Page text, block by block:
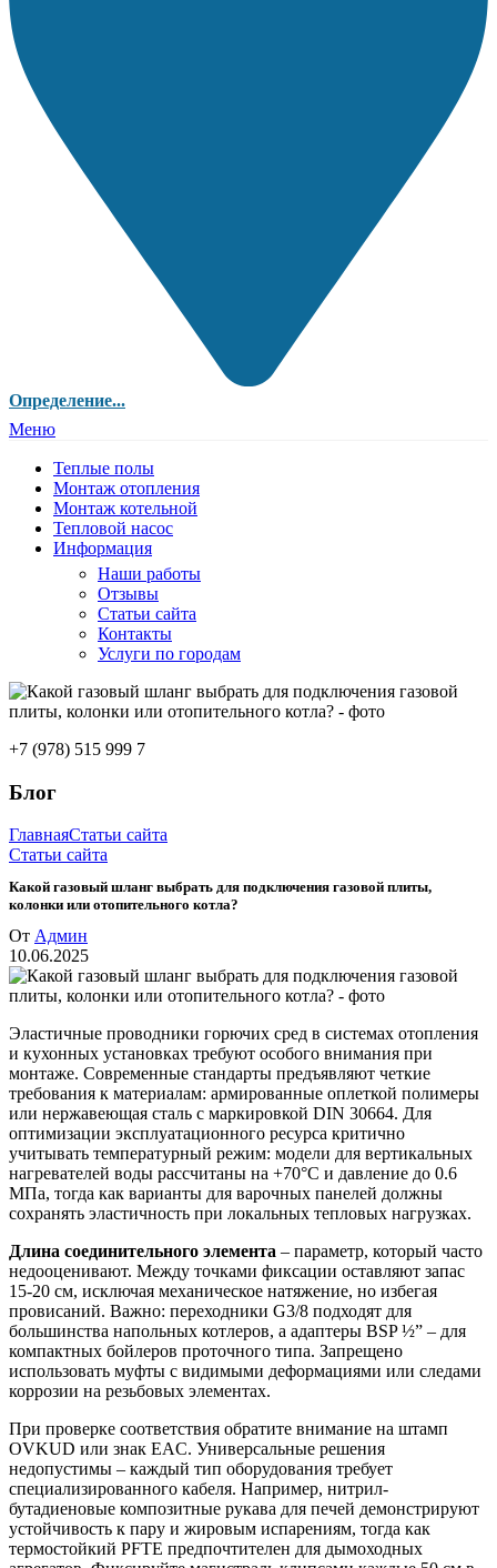
Определение...
Меню
Теплые полы
Монтаж отопления
Монтаж котельной
Тепловой насос
Информация
Наши работы
Отзывы
Статьи сайта
Контакты
Услуги по городам
+7 (978) 515 999 7
Блог
ГлавнаяСтатьи сайта
Статьи сайта
Какой газовый шланг выбрать для подключения газовой плиты,
колонки или отопительного котла?
От Админ
10.06.2025
Эластичные проводники горючих сред в системах отопления
и кухонных установках требуют особого внимания при
монтаже. Современные стандарты предъявляют четкие
требования к материалам: армированные оплеткой полимеры
или нержавеющая сталь с маркировкой DIN 30664. Для
оптимизации эксплуатационного ресурса критично
учитывать температурный режим: модели для вертикальных
нагревателей воды рассчитаны на +70°C и давление до 0.6
МПа, тогда как варианты для варочных панелей должны
сохранять эластичность при локальных тепловых нагрузках.
Длина соединительного элемента – параметр, который часто
недооценивают. Между точками фиксации оставляют запас
15-20 см, исключая механическое натяжение, но избегая
провисаний. Важно: переходники G3/8 подходят для
большинства напольных котлеров, а адаптеры BSP ½” – для
компактных бойлеров проточного типа. Запрещено
использовать муфты с видимыми деформациями или следами
коррозии на резьбовых элементах.
При проверке соответствия обратите внимание на штамп
OVKUD или знак EAC. Универсальные решения
недопустимы – каждый тип оборудования требует
специализированного кабеля. Например, нитрил-
бутадиеновые композитные рукава для печей демонстрируют
устойчивость к пару и жировым испарениям, тогда как
термостойкий PFTE предпочтителен для дымоходных